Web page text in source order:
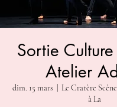
Sortie
Atelier
dim. 15 mars
Le Cratère
à La